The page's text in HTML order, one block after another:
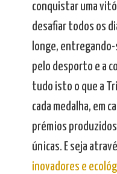
conquistar uma
desafiar todos os
longe, entregando-
pelo desporto e a
tudo isto o que a
cada medalha, em
prémios
únicas. E seja
inovadores e